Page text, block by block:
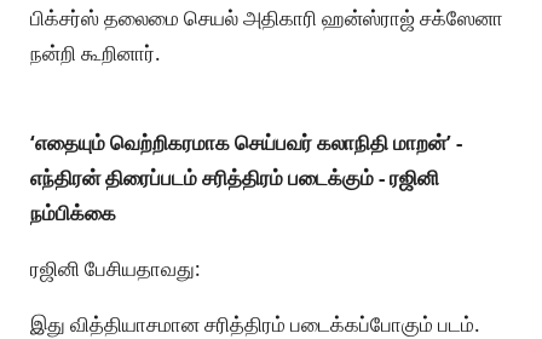
பிக்சர்ஸ் தலைமை செயல் அதிகாரி ஹன்ஸ்ராஜ் சக்ஸேனா
நன்றி கூறினார்.
‘எதையும் வெற்றிகரமாக செய்பவர் கலாநிதி மாறன்’ -
எந்திரன் திரைப்படம் சரித்திரம் படைக்கும் - ரஜினி
நம்பிக்கை
ரஜினி பேசியதாவது:
இது வித்தியாசமான சரித்திரம் படைக்கப்போகும் படம்.